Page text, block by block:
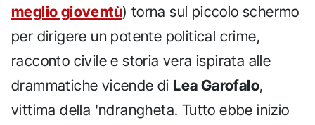
meglio gioventù) torna sul piccolo schermo
per dirigere un potente political crime,
racconto civile e storia vera ispirata alle
drammatiche vicende di Lea Garofalo,
vittima della 'ndrangheta. Tutto ebbe inizio